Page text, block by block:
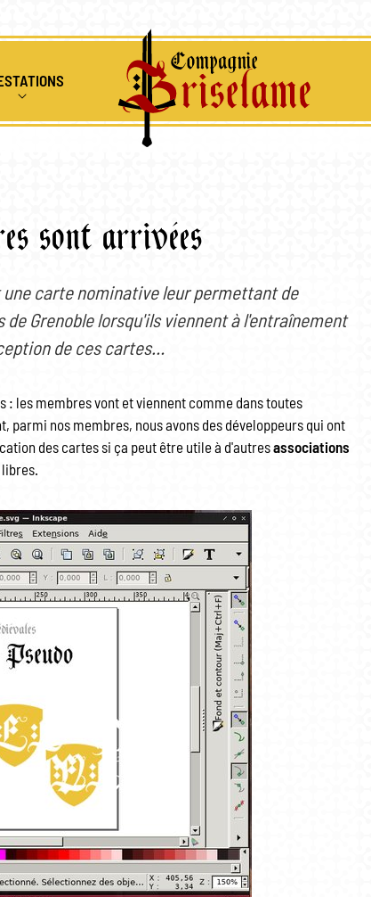
MÉDIÉVALES
DE FEU
sont arrivées
carte nominative leur permettant de
Grenoble lorsqu'ils viennent à l'entraînement
de ces cartes…
: les membres vont et viennent comme dans toutes
parmi nos membres, nous avons des développeurs qui ont
des cartes si ça peut être utile à d'autresassociations